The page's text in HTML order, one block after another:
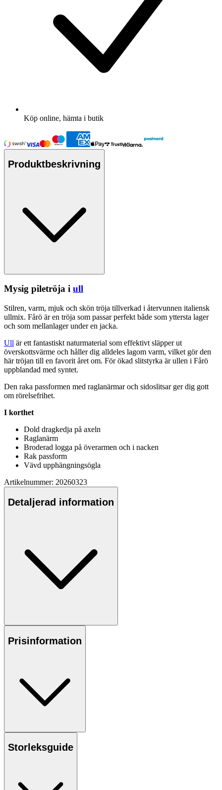
Köp online, hämta i butik
Produktbeskrivning
Mysig piletröja i ull
Stilren, varm, mjuk och skön tröja tillverkad i återvunnen italiensk
ullmix. Fårö är en tröja som passarperfekt både som yttersta lager
och som mellanlager under en jacka.
Ull är ett fantastiskt naturmaterial som effektivt släpper ut
överskottsvärme och håller dig alldeles lagom varm, vilket gör den
här tröjan till en favorit året om. För ökad slitstyrka ärullen i Fårö
uppblandad med syntet.
Den raka passformen med raglanärmar och sidoslitsar ger dig gott
om rörelsefrihet.
I korthet
Dold dragkedja på axeln
Raglanärm
Broderad logga på överarmen och i nacken
Rak passform
Vävd upphängningsögla
Artikelnummer: 20260323
Detaljerad information
Prisinformation
Storleksguide